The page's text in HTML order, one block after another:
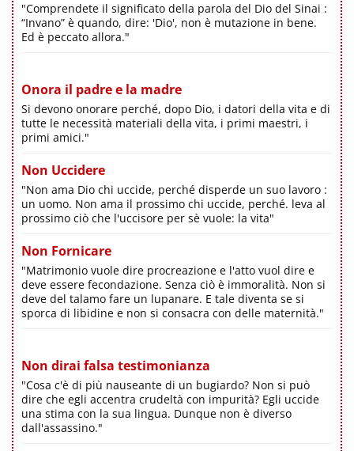
"Comprendete il significato della parola del Dio del Sinai :
“Invano” è quando, dire: 'Dio', non è mutazione in bene.
Ed è peccato allora."
Onora il padre e la madre
Si devono onorare perché, dopo Dio, i datori della vita e di
tutte le necessità materiali della vita, i primi maestri, i
primi amici."
Non Uccidere
"Non ama Dio chi uccide, perché disperde un suo lavoro :
un uomo. Non ama il prossimo chi uccide, perché. leva al
prossimo ciò che l'uccisore per sè vuole: la vita"
Non Fornicare
"Matrimonio vuole dire procreazione e l'atto vuol dire e
deve essere fecondazione. Senza ciò è immoralità. Non si
deve del talamo fare un lupanare. E tale diventa se si
sporca di libidine e non si consacra con delle maternità."
Non dirai falsa testimonianza
"Cosa c'è di più nauseante di un bugiardo? Non si può
dire che egli accentra crudeltà con impurità? Egli uccide
una stima con la sua lingua. Dunque non è diverso
dall'assassino."